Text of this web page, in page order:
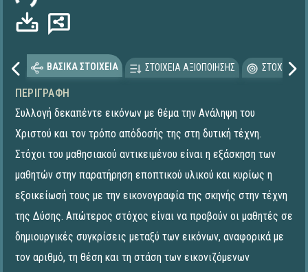
ΒΑΣΙΚΑ ΣΤΟΙΧΕΙΑ ΣΤΟΙΧΕΙΑ ΑΞΙΟΠΟΙΗΣΗΣ
ΠΕΡΙΓΡΑΦΉ
Συλλογή δεκαπέντε εικόνων με θέμα την Ανάληψη του
Χριστού και τον τρόπο απόδοσής της στη δυτική τέχνη.
Στόχοι του μαθησιακού αντικειμένου είναι η εξάσκηση των
μαθητών στην παρατήρηση εποπτικού υλικού και κυρίως η
εξοικείωσή τους με την εικονογραφία της σκηνής στην τέχνη
της Δύσης. Απώτερος στόχος είναι να προβούν οι μαθητές σε
δημιουργικές συγκρίσεις μεταξύ των εικόνων, αναφορικά με
τον αριθμό, τη θέση και τη στάση των εικονιζόμενων